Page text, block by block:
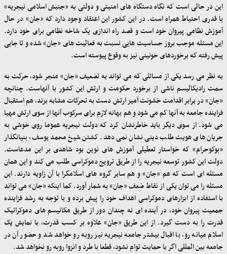
این در حالی است که نگاه دستگاه های امنیتی و دولتی به «جنبش اسلامی نیجریه»
با قدری احتیاط همراه است. در این کشور این اعتقاد وجود دارد که «جان» در حال
آموزش نظامی پیروان خود است و قصد راه اندازی یک شاخه نظامی برای خود دارد.
این مسئله موجب بروز حساسیت هایی نسبت به فعالیت های «جان» شده و تا جایی
پیش رفته که برخوردهای خونینی نیز به وقوع پیوسته است.
به نظر می رسد یکی از مسائلی که می تواند به تضعیف «جان» منجر شود، حرکت به
سمت رادیکالیسم ناشی از برخورد حکومت و ارتش این کشور با آنهاست. چنانچه
«جان» در برابر اقدامت خشونت آمیز ارتش دست به تحرکات مشابه بزند، هم استقبال
فزاینده جامعه به آنها کم می شود و هم بهانه لازم برای سرکوب آنها از سوی ارتش مهیا
می شود. از سوی دیگر باید خاطرنشان کرد که دولت نیجریه عموما روی خوشی به
جریان های هویت طلب دینی نشان نمی دهد. کشتن شیخ محمد یوسف، بنیانگذار
«بوکوحرام» که خواستار تعطیلی آموزش های نوین بود شاهدی بر این مدعاست.
دولت این کشور توسعه نیجریه را از طریق ترویج دموکراسی طلب می کند و این همان
مسئله ای است که هم «جان» و هم سایر گروه های اسلامگرا با آن زاویه دارند. این
مسئله را می توان یکی از نقاط ضعف «جان» به شمار آورد. کما اینکه «جان» می تواند
با استفاده از ابزارهای دموکراسی اهداف خود را پیش برده و با توجه به رشد فزاینده
جمعیت پیروان خود، در آینده ای نه چندان دور از طریق مکانیسم های دموکراتیک
قدرت را به دست گیرد. از این طریق «جان» علاوه بر کسب قدرت، با نمایش یک
اسلام میانه رو، با اقبال بیشتر جامعه نیجریه نیز روبه رو خواهد شد و حضور آن در
جامعه بین المللی اگر با حمایت توام نشود، قطعا با طرد و انزوا روبه رو نخواهد شد.